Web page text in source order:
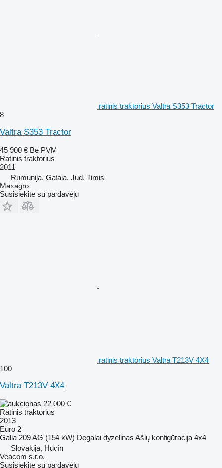
ratinis traktorius Valtra S353 Tractor
8
Valtra S353 Tractor
45 900 € Be PVM
Ratinis traktorius
2011
Rumunija, Gataia, Jud. Timis
Maxagro
Susisiekite su pardavėju
ratinis traktorius Valtra T213V 4X4
100
Valtra T213V 4X4
22 000 €
Ratinis traktorius
2013
Euro 2
Galia 209 AG (154 kW) Degalai dyzelinas Ašių konfigūracija 4x4
Slovakija, Hucín
Veacom s.r.o.
Susisiekite su pardavėju